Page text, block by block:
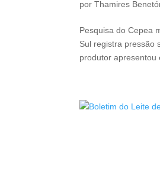
porThamires
Pesquisa do Cepea
Sul registra pressão
produtor apresentou